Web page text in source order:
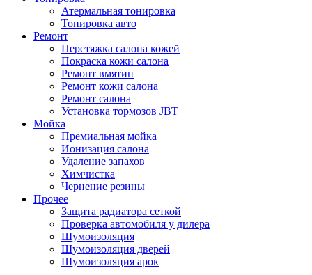
Атермальная тонировка
Тонировка авто
Ремонт
Перетяжка салона кожей
Покраска кожи салона
Ремонт вмятин
Ремонт кожи салона
Ремонт салона
Установка тормозов JBT
Мойка
Премиальная мойка
Ионизация салона
Удаление запахов
Химчистка
Чернение резины
Прочее
Защита радиатора сеткой
Проверка автомобиля у дилера
Шумоизоляция
Шумоизоляция дверей
Шумоизоляция арок